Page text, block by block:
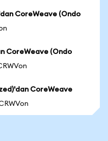
CoreWeave (Ondo
CoreWeave (Ondo
CoreWeave